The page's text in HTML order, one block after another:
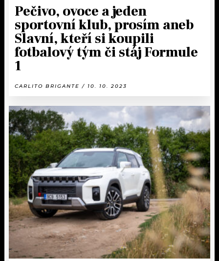
Pečivo, ovoce a jeden
sportovní klub, prosím aneb
Slavní, kteří si koupili
fotbalový tým či stáj Formule
1
CARLITO BRIGANTE / 10. 10. 2023